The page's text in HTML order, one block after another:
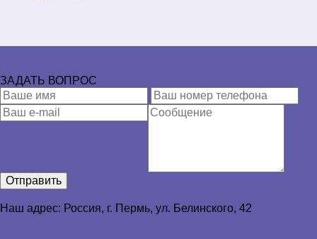
ЗАДАТЬ ВОПРОС
Отправить
Наш адрес: Россия, г. Пермь, ул. Белинского, 42